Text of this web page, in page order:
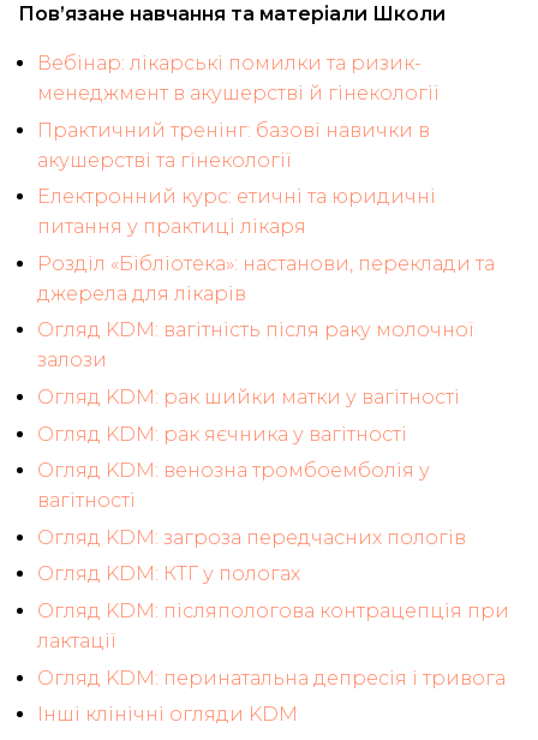
Пов’язане навчання та матеріали Школи
Вебінар: лікарські помилки та ризик-
менеджмент в акушерстві й гінекології
Практичний тренінг: базові навички в
акушерстві та гінекології
Електронний курс: етичні та юридичні
питання у практиці лікаря
Розділ «Бібліотека»: настанови, переклади та
джерела для лікарів
Огляд KDM: вагітність після раку молочної
залози
Огляд KDM: рак шийки матки у вагітності
Огляд KDM: рак яєчника у вагітності
Огляд KDM: венозна тромбоемболія у
вагітності
Огляд KDM: загроза передчасних пологів
Огляд KDM: КТГ у пологах
Огляд KDM: післяпологова контрацепція при
лактації
Огляд KDM: перинатальна депресія і тривога
Інші клінічні огляди KDM